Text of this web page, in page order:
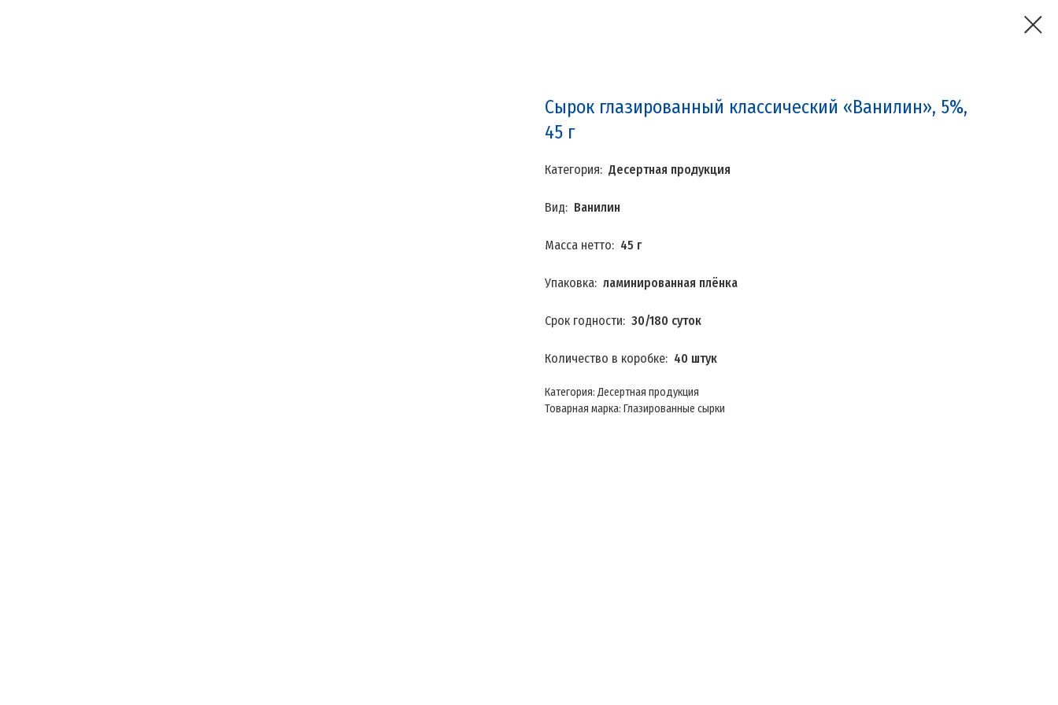
Сырок глазированный классический «Ванилин», 5%,
45 г
Категория: Десертная продукция
Вид: Ванилин
Масса нетто: 45 г
Упаковка: ламинированная плёнка
Срок годности: 30/180 суток
Количество в коробке: 40 штук
Категория: Десертная продукция
Товарная марка: Глазированные сырки